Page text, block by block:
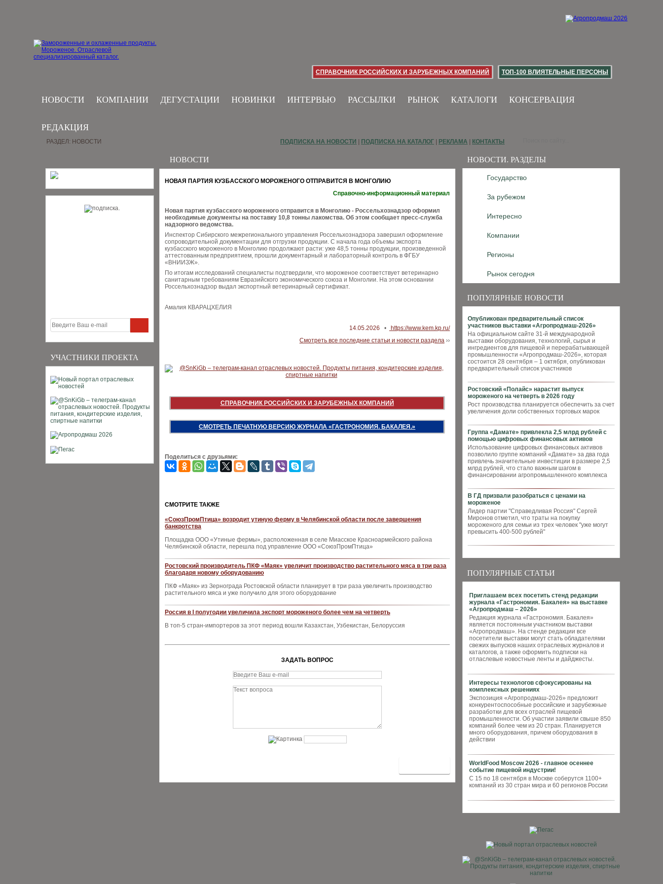
СПРАВОЧНИК РОССИЙСКИХ И ЗАРУБЕЖНЫХ КОМПАНИЙ ТОП-100 ВЛИЯТЕЛЬНЫЕ ПЕРСОНЫ
НОВОСТИ КОМПАНИИ ДЕГУСТАЦИИ НОВИНКИ ИНТЕРВЬЮ РАССЫЛКИ РЫНОК КАТАЛОГИ КОНСЕРВАЦИЯ
РЕДАКЦИЯ
УЧАСТНИКИ ПРОЕКТА
НОВОСТИ. РАЗДЕЛЫ
Государство
За рубежом
Интересно
Компании
Регионы
Рынок сегодня
ПОПУЛЯРНЫЕ НОВОСТИ
Опубликован предварительный список
участников выставки «Агропродмаш-2026»
На официальном сайте 31-й международной
выставки оборудования, технологий, сырья и
ингредиентов для пищевой и перерабатывающей
промышленности «Агропродмаш-2026», которая
состоится 28 сентября – 1 октября, опубликован
предварительный список участников
Ростовский «Полайс» нарастит выпуск
мороженого на четверть в 2026 году
Рост производства планируется обеспечить за счет
увеличения доли собственных торговых марок
Группа «Дамате» привлекла 2,5 млрд рублей с
помощью цифровых финансовых активов
Использование цифровых финансовых активов
позволило группе компаний «Дамате» за два года
привлечь значительные инвестиции в размере 2,5
млрд рублей, что стало важным шагом в
финансировании агропромышленного комплекса
В ГД призвали разобраться с ценами на
мороженое
Лидер партии "Справедливая Россия" Сергей
Миронов отметил, что траты на покупку
мороженого для семьи из трех человек "уже могут
превысить 400-500 рублей"
ПОПУЛЯРНЫЕ СТАТЬИ
Приглашаем всех посетить стенд редакции
журнала «Гастрономия. Бакалея» на выставке
«Агропродмаш – 2026»
Редакция журнала «Гастрономия. Бакалея»
является постоянным участником выставки
«Агропродмаш». На стенде редакции все
посетители выставки могут стать обладателями
свежих выпусков наших отраслевых журналов и
каталогов, а также оформить подписки на
отласлевые новостные ленты и дайджесты.
Интересы технологов сфокусированы на
комплексных решениях
Экспозиция «Агропродмаш-2026» предложит
конкурентоспособные российские и зарубежные
разработки для всех отраслей пищевой
промышленности. Об участии заявили свыше 850
компаний более чем из 20 стран. Планируется
много оборудования, причем оборудования в
действии
WorldFood Moscow 2026 - главное осеннее
событие пищевой индустрии!
С 15 по 18 сентября в Москве соберутся 1100+
компаний из 30 стран мира и 60 регионов России
РАЗДЕЛ: НОВОСТИ ПОДПИСКА НА НОВОСТИ ПОДПИСКА НА КАТАЛОГ РЕКЛАМА КОНТАКТЫ
НОВОСТИ
НОВАЯ ПАРТИЯ КУЗБАССКОГО МОРОЖЕНОГО ОТПРАВИТСЯ В МОНГОЛИЮ
Справочно-информационный материал
Новая партия кузбасского мороженого отправится в Монголию - Россельхознадзор оформил
необходимые документы на поставку 10,8 тонны лакомства. Об этом сообщает пресс-служба
надзорного ведомства.
Инспектор Сибирского межрегионального управления Россельхознадзора завершил оформление
сопроводительной документации для отгрузки продукции. С начала года объемы экспорта
кузбасского мороженого в Монголию продолжают расти: уже 48,5 тонны продукции, произведенной
аттестованным предприятием, прошли документарный и лабораторный контроль в ФГБУ
«ВНИИЗЖ».
По итогам исследований специалисты подтвердили, что мороженое соответствует ветеринарно
санитарным требованиям Евразийского экономического союза и Монголии. На этом основании
Россельхознадзор выдал экспортный ветеринарный сертификат.
Амалия КВАРАЦХЕЛИЯ
14.05.2026 •
https://www.kem.kp.ru/
Смотреть все последние статьи и новости раздела ››
СПРАВОЧНИК РОССИЙСКИХ И ЗАРУБЕЖНЫХ КОМПАНИЙ
СМОТРЕТЬ ПЕЧАТНУЮ ВЕРСИЮ ЖУРНАЛА «ГАСТРОНОМИЯ. БАКАЛЕЯ.»
Поделиться с друзьями:
CМОТРИТЕ ТАКЖЕ
«СоюзПромПтица» возродит утиную ферму в Челябинской области после завершения
банкротства
Площадка ООО «Утиные фермы», расположенная в селе Миасское Красноармейского района
Челябинской области, перешла под управление ООО «СоюзПромПтица»
Ростовский производитель ПКФ «Маяк» увеличит производство растительного мяса в три раза
благодаря новому оборудованию
ПКФ «Маяк» из Зернограда Ростовской области планирует в три раза увеличить производство
растительного мяса и уже получило для этого оборудование
Россия в I полугодии увеличила экспорт мороженого более чем на четверть
В топ-5 стран-импортеров за этот период вошли Казахстан, Узбекистан, Белоруссия
ЗАДАТЬ ВОПРОС